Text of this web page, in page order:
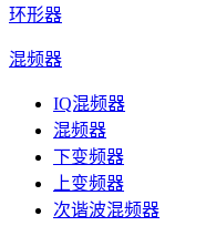
环形器
混频器
IQ混频器
混频器
下变频器
上变频器
次谐波混频器